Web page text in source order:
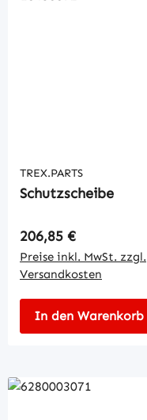
TREX.PARTS
Schutzscheibe
Regulärer Preis:
206,85 €
Preise inkl. MwSt. zzgl.
Versandkosten
In den Warenkorb